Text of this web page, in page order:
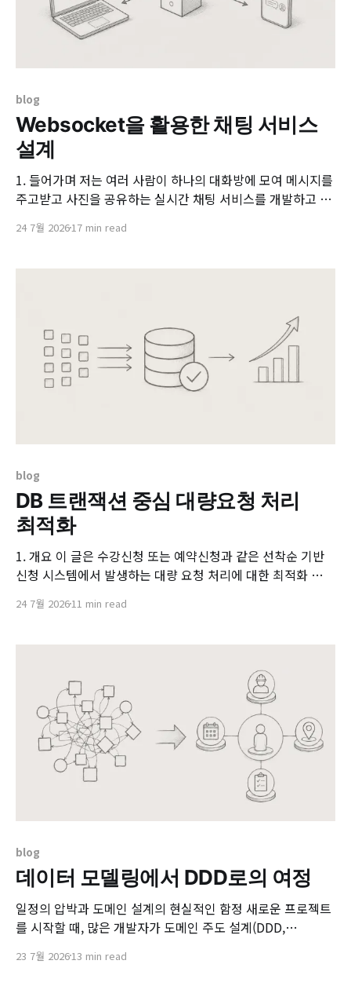
blog
Websocket을 활용한 채팅 서비스
설계
1. 들어가며 저는 여러 사람이 하나의 대화방에 모여 메시지를
주고받고 사진을 공유하는 실시간 채팅 서비스를 개발하고 있
도 상대방이 보낸 메시지가 즉시 내 화면에 나타나는 그런 서
은 “누군가 메시지를 보냈을 때, 같은 방에 있는 나머지 사람
24 7월 202617 min read
blog
DB 트랜잭션 중심 대량요청 처리
최적화
1. 개요 이 글은 수강신청 또는 예약신청과 같은 선착순 기반
신청 시스템에서 발생하는 대량 요청 처리에 대한 최적화 경험
신청 시작 직후 짧은 시간 동안 수만 건의 요청이 집중되는 특
최대 학점, 신청 가능 인원, 예약 한도
24 7월 202611 min read
blog
데이터 모델링에서 DDD로의 여정
일정의 압박과 도메인 설계의 현실적인 함정 새로운 프로젝트
를 시작할 때, 많은 개발자가 도메인 주도 설계(DDD,
현실적인 타협안을 선택하곤 합니다. 특히 비즈니스의 빠른 출
23 7월 202613 min read